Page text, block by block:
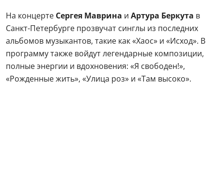
На концерте Сергея Маврина и Артура Беркута в
Санкт-Петербурге прозвучат синглы из последних
альбомов музыкантов, такие как «Хаос» и «Исход». В
программу также войдут легендарные композиции,
полные энергии и вдохновения: «Я свободен!»,
«Рожденные жить», «Улица роз» и «Там высоко».